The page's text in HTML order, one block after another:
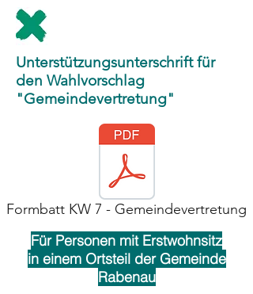
Unterstützungsunterschrift für
den Wahlvorschlag
"Gemeindevertretung"
Formbatt KW 7 - Gemeindevertretung
Für Personen mit Erstwohnsitz
in einem Ortsteil der Gemeinde
Rabenau